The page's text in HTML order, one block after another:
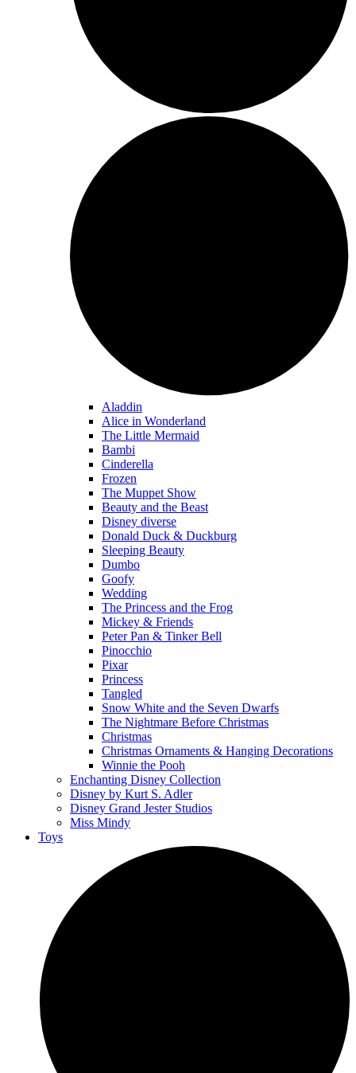
Aladdin
Alice in Wonderland
The Little Mermaid
Bambi
Cinderella
Frozen
The Muppet Show
Beauty and the Beast
Disney diverse
Donald Duck & Duckburg
Sleeping Beauty
Dumbo
Goofy
Wedding
The Princess and the Frog
Mickey & Friends
Peter Pan & Tinker Bell
Pinocchio
Pixar
Princess
Tangled
Snow White and the Seven Dwarfs
The Nightmare Before Christmas
Christmas
Christmas Ornaments & Hanging Decorations
Winnie the Pooh
Enchanting Disney Collection
Disney by Kurt S. Adler
Disney Grand Jester Studios
Miss Mindy
Toys